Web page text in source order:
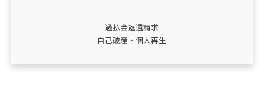
過払金返還請求
自己破産・個人再生